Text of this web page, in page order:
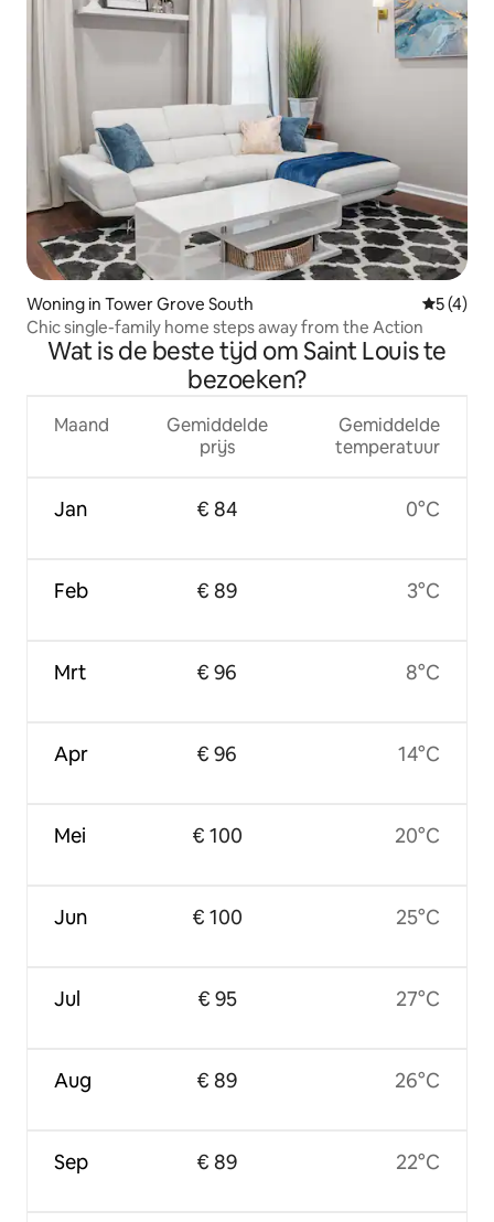
Woning in Tower Grove South
5 (4)
Chic single-family home steps away from the Action
Wat is de beste tijd om Saint Louis te
bezoeken?
Maand
Jan
Feb
Mrt
Apr
Mei
Jun
Jul
Aug
Sep
Gemiddelde
prijs
€ 84
€ 89
€ 96
€ 96
€ 100
€ 100
€ 95
€ 89
€ 89
Gemiddelde
temperatuur
0°C
3°C
8°C
14°C
20°C
25°C
27°C
26°C
22°C